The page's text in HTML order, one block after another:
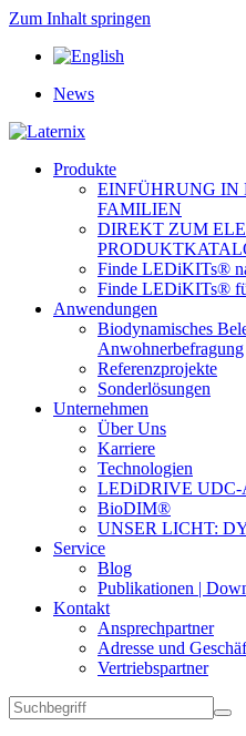
Zum Inhalt springen
News
Produkte
EINFÜHRUNG
FAMILIEN
DIREKT ZUM
Finde LEDiKITs®
Finde LEDiKITs®
Anwendungen
Biodynamisches
Anwohnerbefragung
Referenzprojekte
Sonderlösungen
Unternehmen
Über Uns
Karriere
Technologien
LEDiDRIVE UDC-
BioDIM®
UNSER LICHT:
Service
Blog
Publikationen |
Kontakt
Ansprechpartner
Adresse und
Vertriebspartner